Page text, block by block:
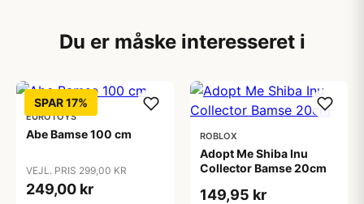
Du er måske interesseret i
SPAR 17%
EUROTOYS
Abe Bamse 100 cm
VEJL. PRIS 299,00 KR
249,00 kr
ROBLOX
Adopt Me Shiba Inu
Collector Bamse 20cm
149,95 kr